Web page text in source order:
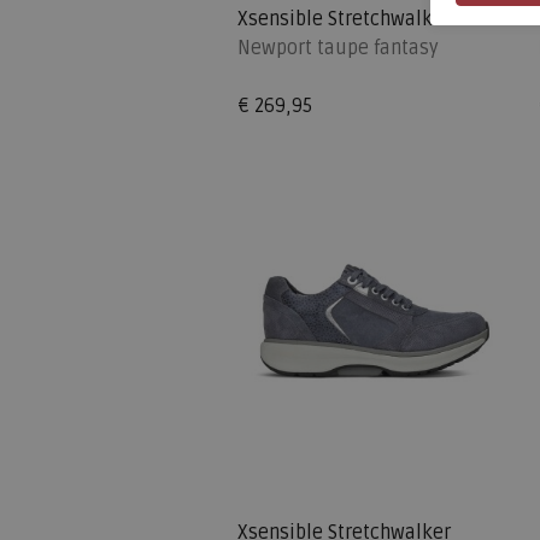
Xsensible Stretchwalker
Newport taupe fantasy
€ 269,95
Xsensible Stretchwalker